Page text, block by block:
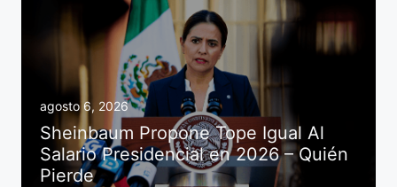
agosto 6, 2026
Sheinbaum Propone Tope Igual Al
Salario Presidencial en 2026 – Quién
Pierde